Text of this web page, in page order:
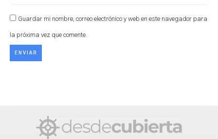
Guardar mi nombre, correo electrónico y web en este navegador para
la próxima vez que comente.